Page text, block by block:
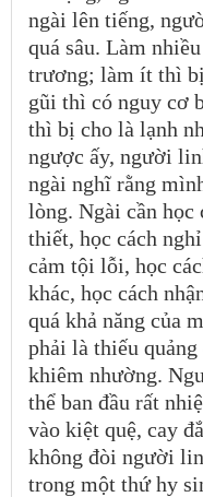
ngài lên tiếng,
quá sâu. Làm
trương; làm ít thì
gũi thì có nguy cơ
thì bị cho là lạnh
ngược ấy, người
ngài nghĩ rằng
lòng. Ngài cần học
thiết, học cách
cảm tội lỗi, học
khác, học cách
quá khả năng của
phải là thiếu
khiêm nhường.
thể ban đầu rất
vào kiệt quệ, cay
không đòi người
trong một thứ hy